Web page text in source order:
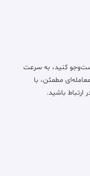
کنید، به سرعت
مطمئن، با
باشید.